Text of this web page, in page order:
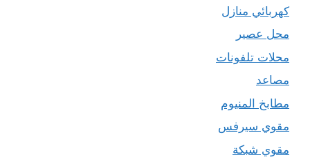
كهربائي منازل
محل عصير
محلات تلفونات
مصاعد
مطابخ المنيوم
مقوي سيرفس
مقوي شبكة